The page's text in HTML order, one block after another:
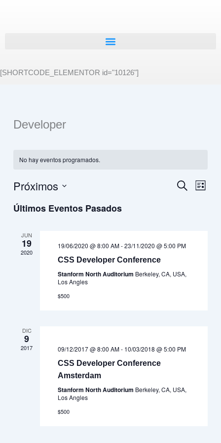
[SHORTCODE_ELEMENTOR id="10126"]
Developer
No hay eventos programados.
Navegación
de
Buscar
Lista
Próximos
la
Últimos Eventos Pasados
JUN
19
2020
19/06/2020 @ 8:00 AM-23/11/2020 @ 5:00 PM
CSS Developer Conference
Stanform North Auditorium Berkeley, CA, USA,
Los Angles
$500
DIC
9
2017 09/12/2017 @ 8:00 AM- 10/03/2018 @ 5:00 PM
CSS Developer Conference
Amsterdam
Stanform North Auditorium Berkeley, CA, USA,
Los Angles
$500